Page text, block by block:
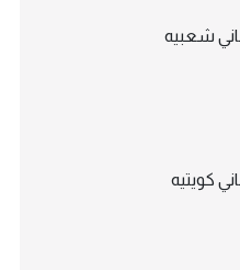
شعبيه
كويتيه